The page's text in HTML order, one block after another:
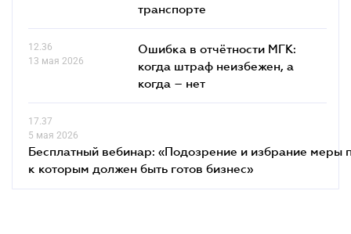
транспорте
12.36
13 мая 2026
Ошибка в отчётности МГК:
когда штраф неизбежен, а
когда – нет
17.37
5 мая 2026
Бесплатный вебинар: «Подозрение и избрание меры
к которым должен быть готов бизнес»